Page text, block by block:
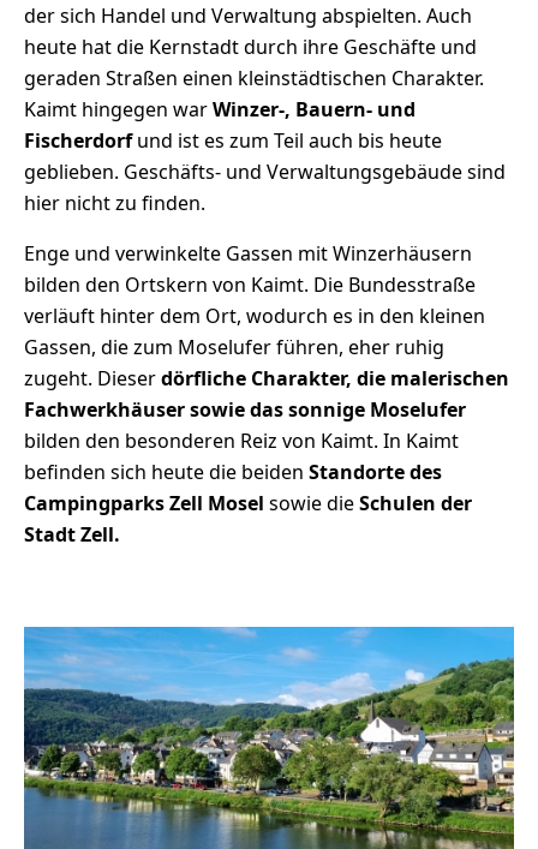
der sich Handel und Verwaltung abspielten. Auch
heute hat die Kernstadt durch ihre Geschäfte und
geraden Straßen einen kleinstädtischen Charakter.
Kaimt hingegen warWinzer-, Bauern- und
Fischerdorfund ist es zum Teil auch bis heute
geblieben. Geschäfts- und Verwaltungsgebäude sind
hier nicht zu finden.
Enge und verwinkelte Gassen mit Winzerhäusern
bilden den Ortskern von Kaimt. Die Bundesstraße
verläuft hinter dem Ort, wodurch es in den kleinen
Gassen, die zum Moselufer führen, eher ruhig
zugeht. Dieserdörfliche Charakter, die malerischen
Fachwerkhäuser sowie das sonnige Moselufer
bilden den besonderen Reiz von Kaimt. In Kaimt
befinden sich heute die beiden Standorte des
Campingparks Zell Mosel sowie dieSchulen der
Stadt Zell.